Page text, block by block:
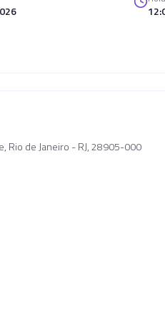
Rio de Janeiro - RJ, 28905-000